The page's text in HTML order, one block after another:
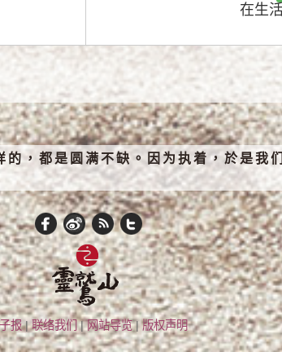
在生
，都是圆满不缺。因为执着，於是我
报|联络我们|网站导览|版权声明